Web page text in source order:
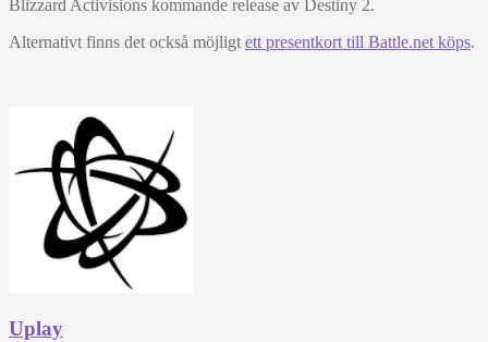
Blizzard Activisions kommande release av Destiny 2.
Alternativt finns det också möjligt ett presentkort till Battle.net köps.
Uplay